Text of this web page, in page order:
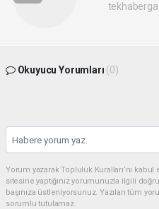
Okuyucu Yorumları (0)
Yorum yazarak Topluluk Kuralları’nı
sitesine yaptığınız yorumunuzla ilgili
başınıza üstleniyorsunuz. Yazılan tüm
sorumlu tutulamaz.